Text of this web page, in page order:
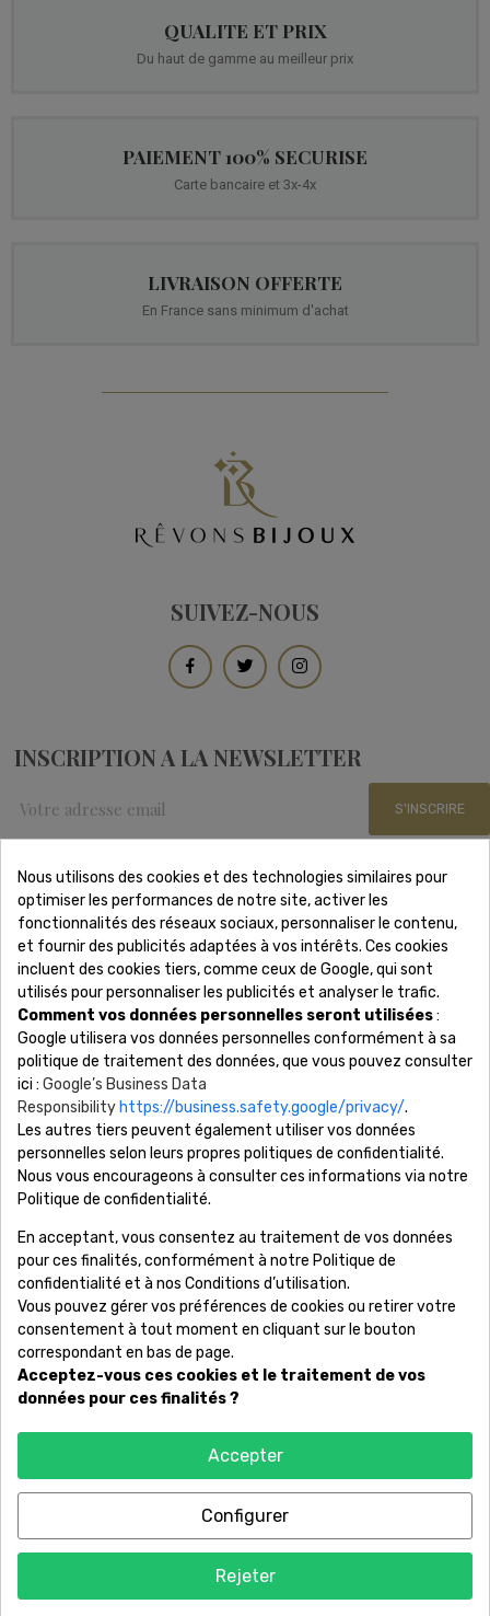
QUALITE ET PRIX
Du haut de gamme au meilleur prix
PAIEMENT 100% SECURISE
Carte bancaire et 3x-4x
LIVRAISON OFFERTE
En France sans minimum d'achat
SUIVEZ-NOUS
INSCRIPTION A LA NEWSLETTER
S'INSCRIRE
Nous Contacter
Adresse: 15 rue Scribe 75009 Paris
Téléphone: 01 88 61 53 85
Lundi - Samedi 8h-19h
Email: contact@revonsbijoux.com
Société
Information
Votre Compte
Produits 
Copyright © RêvonsBijoux. Marque déposée - Conception et
maintenance par
Nous utilisons des cookies et des technologies similaires pour
optimiser les performances de notre site, activer les
fonctionnalités des réseaux sociaux, personnaliser le contenu,
et fournir des publicités adaptées à vos intérêts. Ces cookies
incluent des cookies tiers, comme ceux de Google, qui sont
utilisés pour personnaliser les publicités et analyser le trafic.
Comment vos données personnelles seront utilisées:
Google utilisera vos données personnelles conformément à sa
politique de traitement des données, que vous pouvez consulter
ici : Google’s Business Data
Responsibilityhttps://business.safety.google/privacy/.
Les autres tiers peuvent également utiliser vos données
personnelles selon leurs propres politiques de confidentialité.
Nous vous encourageons à consulter ces informations via notre
Politique de confidentialité.
En acceptant, vous consentez au traitement de vos données
pour ces finalités, conformément à notre Politique de
confidentialité et à nos Conditions d’utilisation.
Vous pouvez gérer vos préférences de cookies ou retirer votre
consentement à tout moment en cliquant sur le bouton
correspondant en bas de page.
Acceptez-vous ces cookies et le traitement de vos
données pour ces finalités ?
Accepter
Configurer
Rejeter
9.2/10